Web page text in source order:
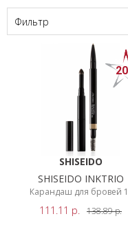
КОНТАКТЫ
УХОД
НОВИНКИ
От
SHISEIDO
ПОКАЗАТЬ
РЕЗУЛЬТАТЫ
Фильтр
SHISEIDO
SHISEIDO INKTRIO
Карандаш для бровей
111.11 р. 138.89р.